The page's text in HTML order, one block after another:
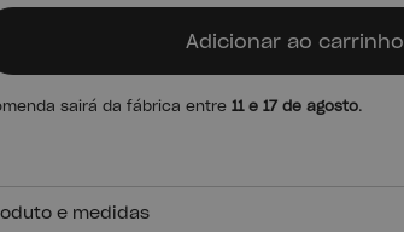
Adicionar ao carrinho
sairá da fábrica entre 11 e 17 de agosto.
e medidas